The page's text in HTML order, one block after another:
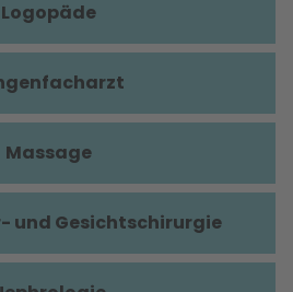
Logopäde
Massage
und Gesichtschirurgie